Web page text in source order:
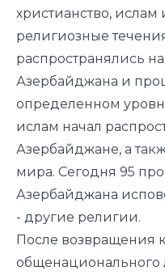
христианство,
религиозные
распространялись
Азербайджана и
определенном
ислам начал
Азербайджане, а
мира. Сегодня 95
Азербайджана
- другие религии.
После возвращения
общенационального